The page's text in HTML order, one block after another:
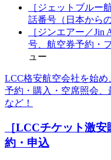
［ジェットブルー
話番号（日本から
［ジンエアー／
号、航空券予約・
ュー
LCC格安航空会社を始
予約・購入・空席照会
など！
［LCCチケット激
約・申込